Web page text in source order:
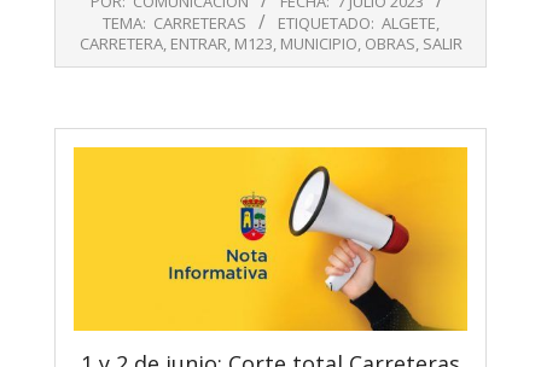
TEMA: CARRETERAS ETIQUETADO: ALGETE,
CARRETERA, ENTRAR, M123, MUNICIPIO, OBRAS, SALIR